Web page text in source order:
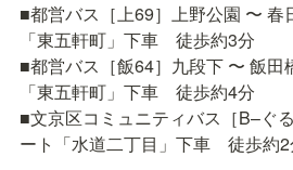
■都営バス［上69］上野公園 〜 春
「東五軒町」下車　徒歩約3分
■都営バス［飯64］九段下 〜 飯田
「東五軒町」下車　徒歩約4分
■文京区コミュニティバス［B–ぐ
ート「水道二丁目」下車　徒歩約